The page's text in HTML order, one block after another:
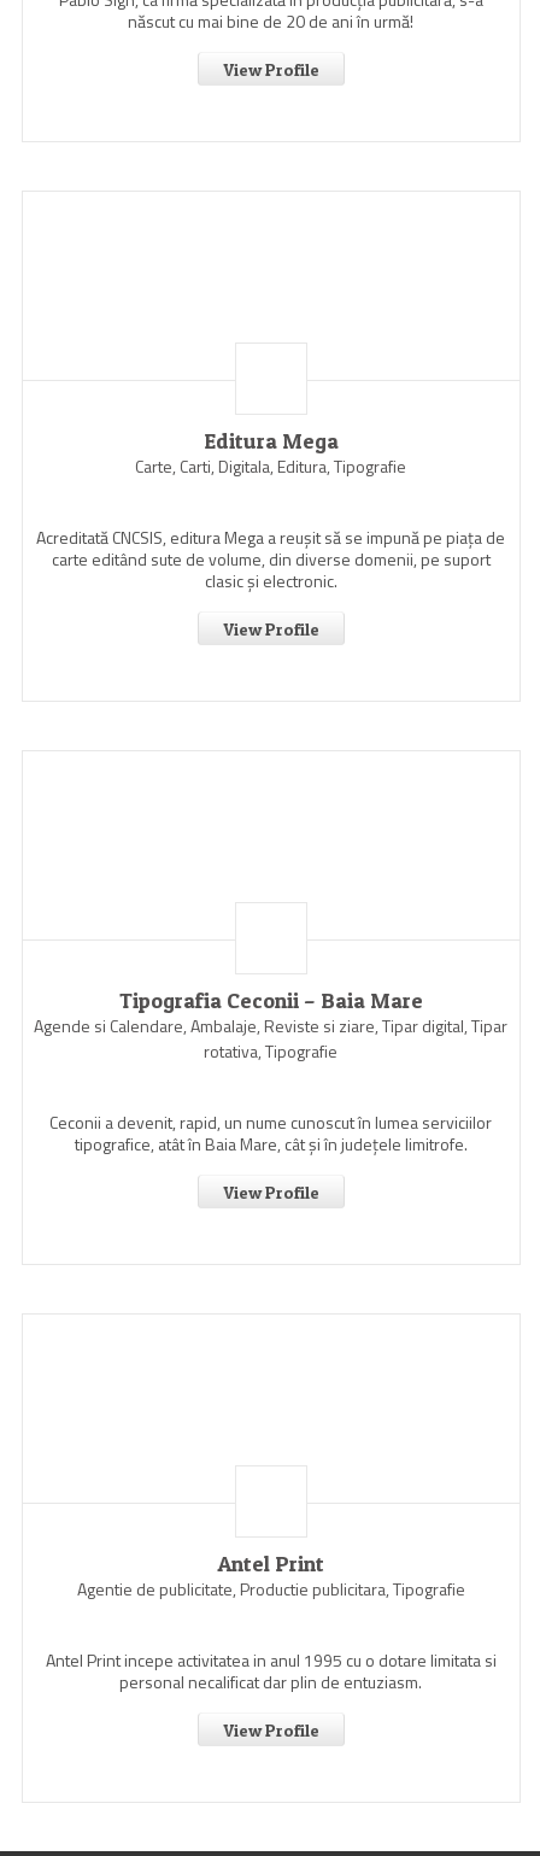
născut cu mai bine de 20 de ani în urmă!
View Profile
Editura Mega
Carte, Carti, Digitala, Editura, Tipografie
Acreditată CNCSIS, editura Mega a reuşit să se impună pe piaţa de
carte editând sute de volume, din diverse domenii, pe suport
clasic şi electronic.
View Profile
Tipografia Ceconii – Baia Mare
Agende si Calendare, Ambalaje, Reviste si ziare, Tipar digital, Tipar
rotativa, Tipografie
Ceconii a devenit, rapid, un nume cunoscut în lumea serviciilor
tipografice, atât în Baia Mare, cât şi în judeţele limitrofe.
View Profile
Antel Print
Agentie de publicitate, Productie publicitara, Tipografie
Antel Print incepe activitatea in anul 1995 cu o dotare limitata si
personal necalificat dar plin de entuziasm.
View Profile